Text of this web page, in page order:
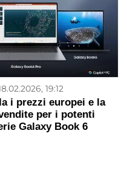
19:12
i prezzi europei e la
per i potenti
Galaxy Book 6